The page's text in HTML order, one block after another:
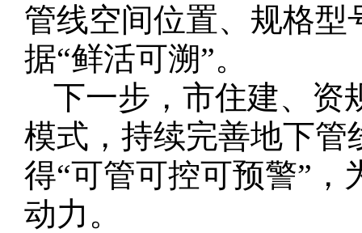
管线空间位置、规格
据“鲜活可溯”。
下一步，市住建、资
模式，持续完善地下管
得“可管可控可预警”
动力。